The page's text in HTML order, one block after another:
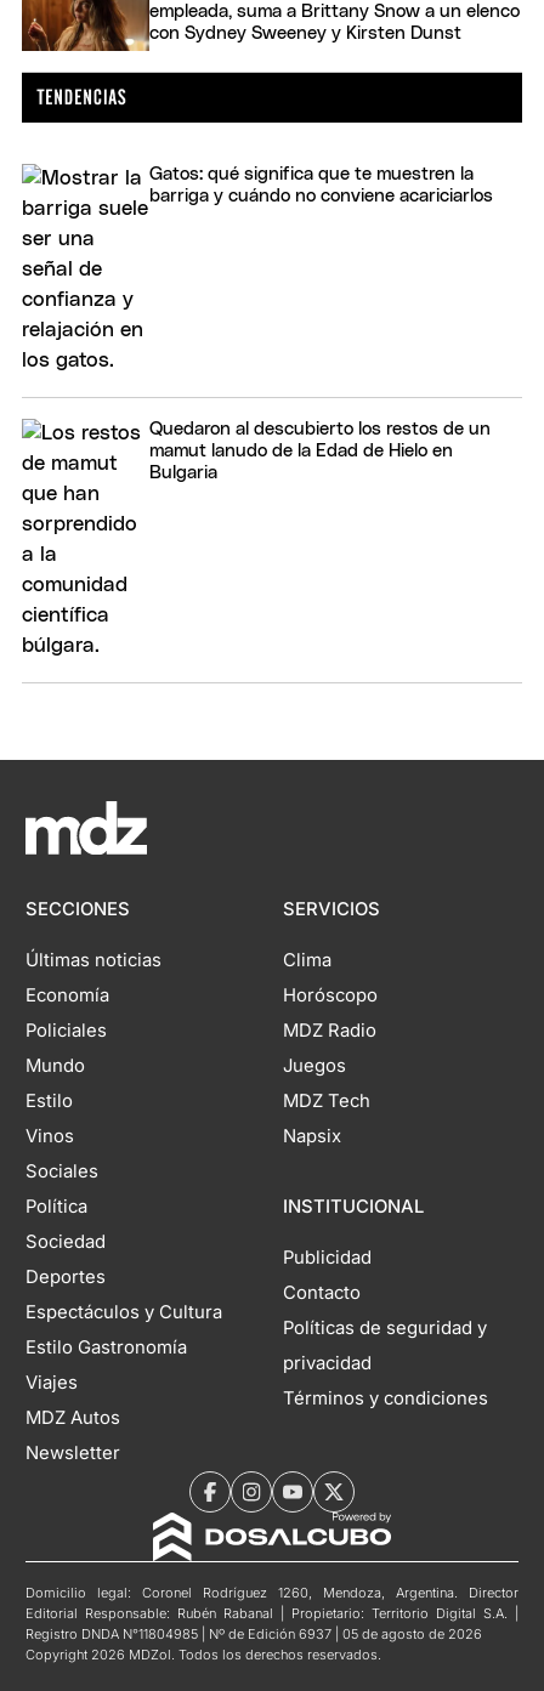
empleada, suma a Brittany Snow a un elenco
con Sydney Sweeney y Kirsten Dunst
Gatos: qué significa que te muestren la
barriga y cuándo no conviene acariciarlos
Quedaron al descubierto los restos de un
mamut lanudo de la Edad de Hielo en
Bulgaria
SECCIONES
Últimas noticias
Economía
Policiales
Mundo
Estilo
Vinos
Sociales
Política
Sociedad
Deportes
Espectáculos y Cultura
Estilo Gastronomía
Viajes
MDZ Autos
Newsletter
SERVICIOS
Clima
Horóscopo
MDZ Radio
Juegos
MDZ Tech
Napsix
INSTITUCIONAL
Publicidad
Contacto
Políticas de seguridad y
privacidad
Términos y condiciones
Domicilio legal: Coronel Rodríguez 1260, Mendoza, Argentina. Director
Editorial Responsable: Rubén Rabanal | Propietario: Territorio Digital S.A. |
Registro DNDA N°11804985 | Nº de Edición 6937 | 05 de agosto de 2026
Copyright 2026 MDZol. Todos los derechos reservados.